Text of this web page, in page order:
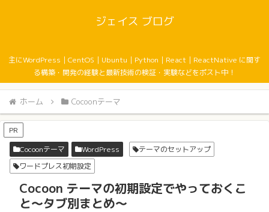
ジェイス ブログ
主にWordPress｜CentOS｜Ubuntu｜Python｜React｜ReactNative に関す
る構築・開発の経験と最新技術の検証・実験などをポスト中！
ホーム Cocoonテーマ
PR
Cocoonテーマ
WordPress
テーマのセットアップ
ワードプレス初期設定
Cocoon テーマの初期設定でやっておくこ
と〜タブ別まとめ〜